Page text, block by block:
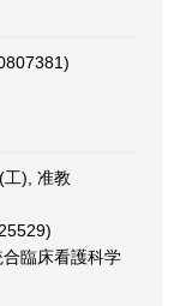
), 准教
臨床看護科学